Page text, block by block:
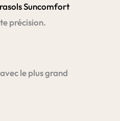
Suncomfort
précision.
le plus grand